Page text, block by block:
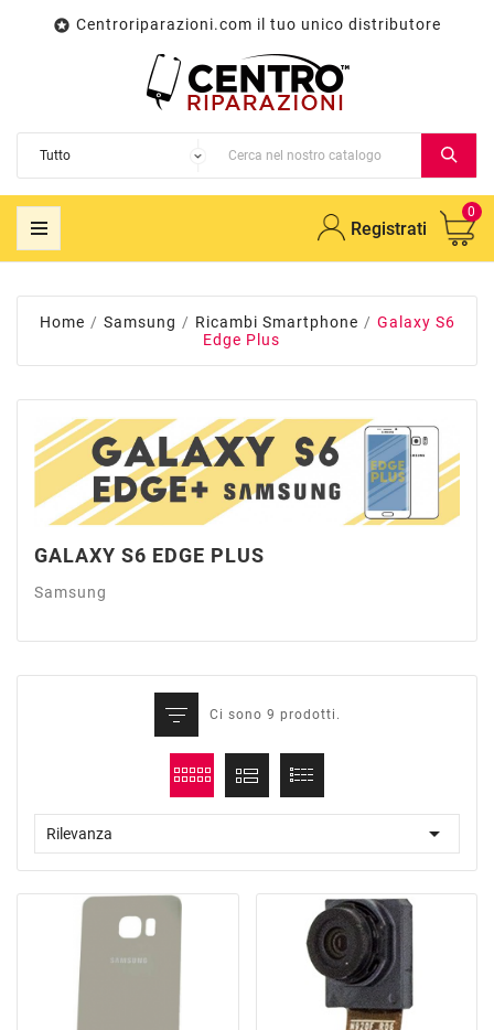
 Centroriparazioni.com il tuo unico distributore
Registrati
0
Home Samsung Ricambi Smartphone
Galaxy S6
Edge Plus
GALAXY S6 EDGE PLUS
Samsung
Ci sono 9 prodotti.
Rilevanza 